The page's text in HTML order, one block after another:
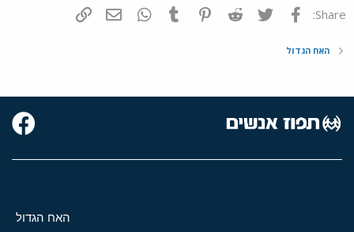
Share: פייסבוק Twitter
Reddit
Pinterest
Tumblr
WhatsAppדואר אלקטרוני
האח הגדול
האח הגדול